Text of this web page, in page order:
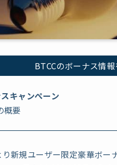
BTCCのボーナス情
キャンぺーン
概要
り新規ユーザー限定豪華ボー